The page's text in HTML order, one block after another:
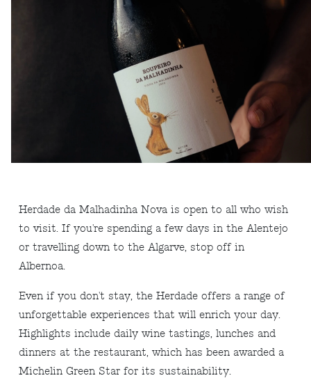
Herdade da Malhadinha Nova is open to all who wish
to visit. If you're spending a few days in the Alentejo
or travelling down to the Algarve, stop off in
Albernoa.
Even if you don't stay, the Herdade offers a range of
unforgettable experiences that will enrich your day.
Highlights include daily wine tastings, lunches and
dinners at the restaurant, which has been awarded a
Michelin Green Star for its sustainability.